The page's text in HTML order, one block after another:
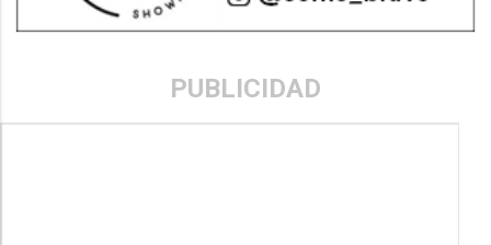
PUBLICIDAD